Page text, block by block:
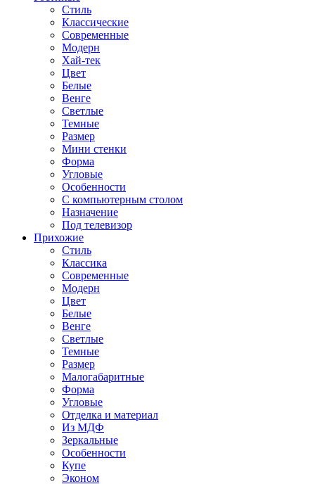
Стиль
Классические
Современные
Модерн
Хай-тек
Цвет
Белые
Венге
Светлые
Темные
Размер
Мини стенки
Форма
Угловые
Особенности
С компьютерным столом
Назначение
Под телевизор
Прихожие
Стиль
Классика
Современные
Модерн
Цвет
Белые
Венге
Светлые
Темные
Размер
Малогабаритные
Форма
Угловые
Отделка и материал
Из МДФ
Зеркальные
Особенности
Купе
Эконом